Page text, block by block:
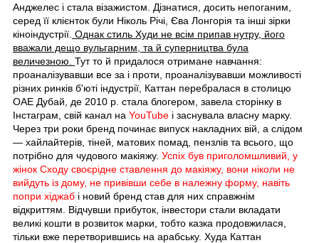
Анджелес і стала візажистом. Дізнатися, досить непоганим,
серед її клієнток були Ніколь Річі, Єва Лонгорія та інші зірки
кіноіндустрії. Однак стиль Худи не всім припав нутру, його
вважали дещо вульгарним, та й суперництва була
величезною. Тут то й придалося отримане навчання:
проаналізувавши все за і проти, проаналізувавши можливості
різних ринків б'юті індустрії, Каттан перебралася в столицю
ОАЕ Дубай, де 2010 р. стала блогером, завела сторінку в
Інстаграм, свій канал на YouTube і заснувала власну марку.
Через три роки бренд починає випуск накладних вій, а слідом
— хайлайтерів, тіней, матових помад, пензлів та всього, що
потрібно для чудового макіяжу. Успіх був приголомшливий, у
жінок Сходу своєрідне ставлення до макіяжу, вони ніколи не
вийдуть із дому, не привівши себе в належну форму, навіть
попри хіджаб і новий бренд став для них справжнім
відкриттям. Відчувши прибуток, інвестори стали вкладати
великі кошти в розвиток марки, тобто казка продовжилася,
тільки вже перетворившись на арабську. Худа Каттан